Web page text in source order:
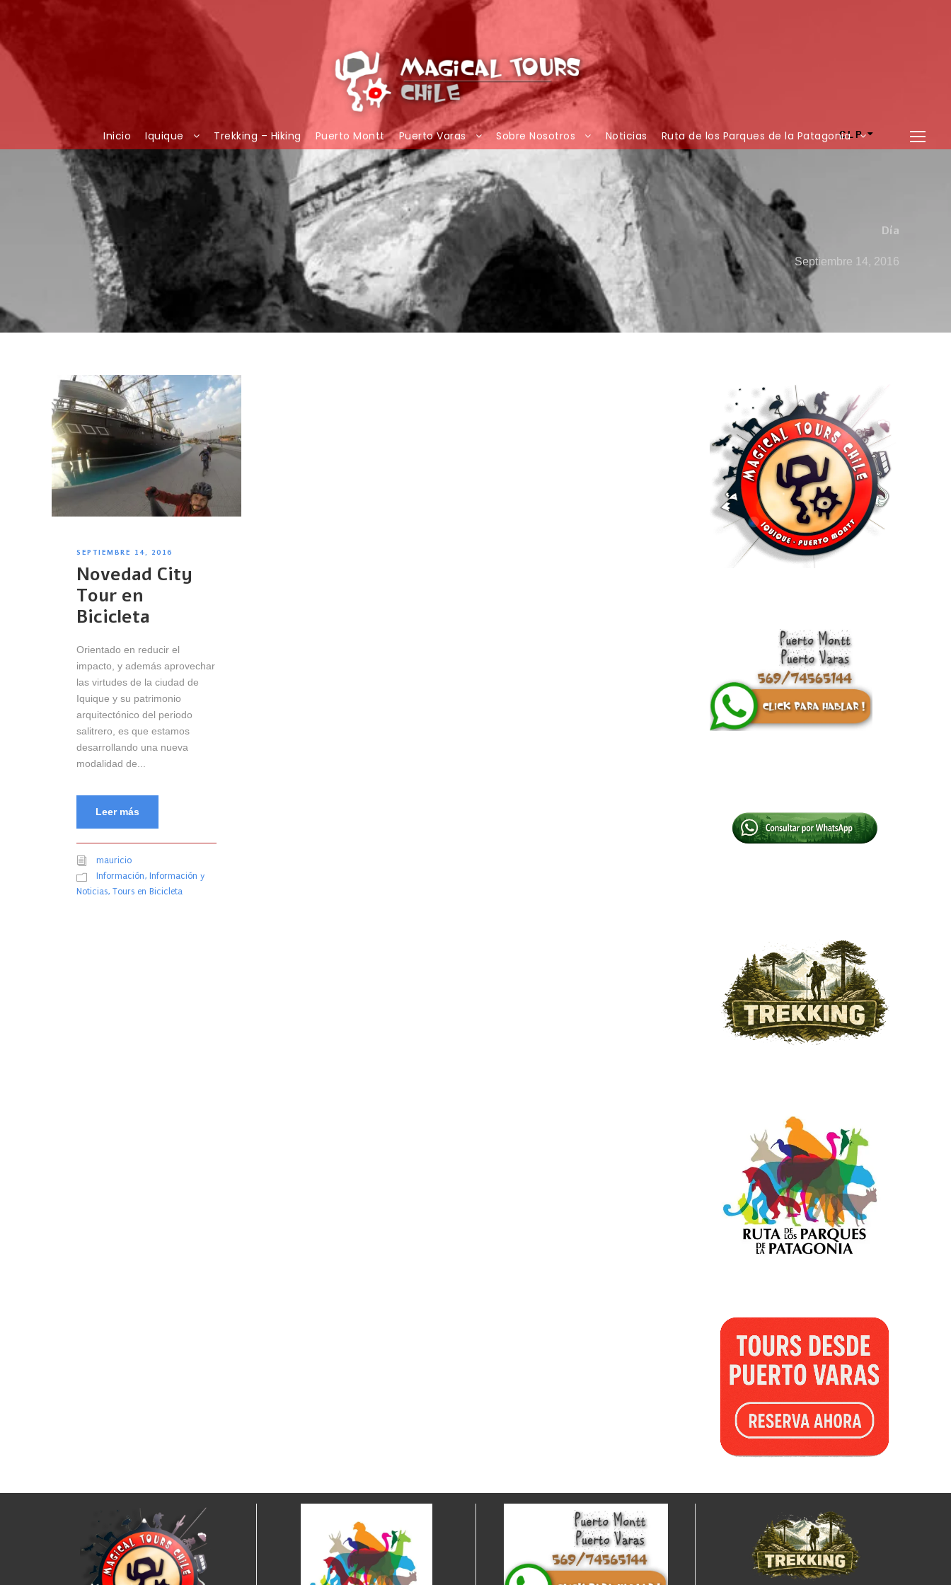
Inicio Iquique Trekking – Hiking Puerto Montt Puerto Varas Sobre Nosotros Noticias Ruta de los Parques de la PatagoniaCLP
Día
Septiembre 14, 2016
SEPTIEMBRE 14, 2016
Novedad City
Tour en
Bicicleta
Orientado en reducir el
impacto, y además aprovechar
las virtudes de la ciudad de
Iquique y su patrimonio
arquitectónico del periodo
salitrero, es que estamos
desarrollando una nueva
modalidad de...
Leer más
mauricio
Información, Información y
Noticias, Tours en Bicicleta